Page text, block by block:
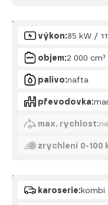
Motor
výkon:85 kW /
objem:2 000 cm³
palivo:nafta
převodovka:
max. rychlost:
zrychlení 0-100
Karoserie
karoserie:kombi